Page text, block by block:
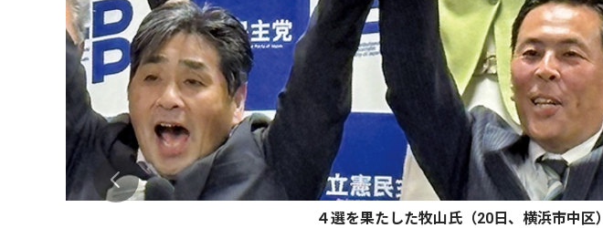
４選を果たした牧山氏（20日、横浜市中区）